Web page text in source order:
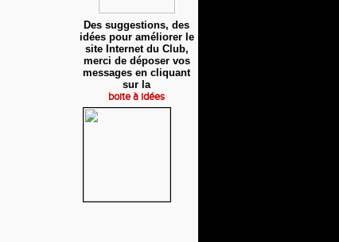
Des suggestions, des
idées pour améliorer le
site Internet du Club,
merci de déposer vos
messages en cliquant
sur la
boite à idées